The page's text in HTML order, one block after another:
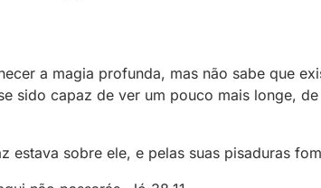
a magia profunda, mas não sabe que
sido capaz de ver um pouco mais longe,
estava sobre ele, e pelas suas pisaduras